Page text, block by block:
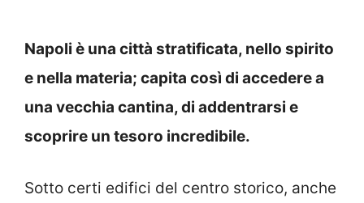
Napoli è una città stratificata, nello spirito
e nella materia; capita così di accedere a
una vecchia cantina, di addentrarsi e
scoprire un tesoro incredibile.
Sotto certi edifici del centro storico, anche